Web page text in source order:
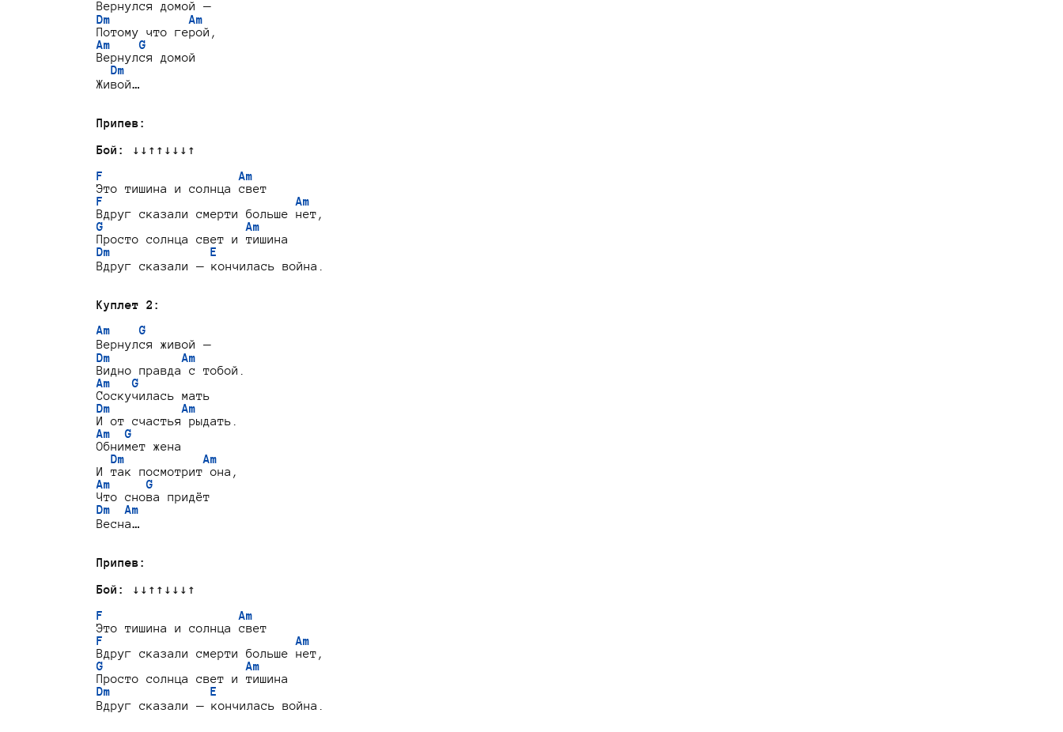
Dm           Am
Am    G
Вернулся домой
Dm
Живой…
Припев:
Бой: ↓↓↑↑↓↓↓↑
F                   Am
F                           Am
G                    Am
Dm              E
Вдруг сказали — кончилась война.
Куплет 2:
Am    G
Dm          Am
Am   G
Dm          Am
Am  G
Обнимет жена
Dm           Am
Am     G
Dm  Am
Весна…
Припев:
Бой: ↓↓↑↑↓↓↓↑
F                   Am
F                           Am
G                    Am
Dm              E
Вдруг сказали — кончилась война.